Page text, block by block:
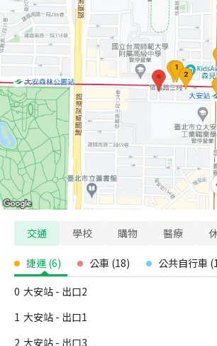
交通 學校 購物 醫療
捷運 (6) 公車 (18) 公共自行車 (
0 大安站 - 出口2
1 大安站 - 出口1
2 大安站 - 出口3